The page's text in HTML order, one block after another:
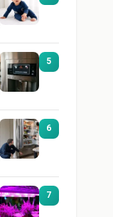
5
6
7